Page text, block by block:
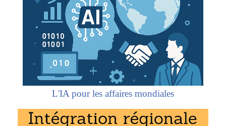
L'IA pour les affaires mondiales